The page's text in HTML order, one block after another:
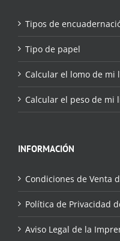
Tipos de
Tipo de papel
Calcular el lomo de mi
Calcular el peso de mi
INFORMACIÓN
Condiciones de Venta
Política de Privacidad
Aviso Legal de la